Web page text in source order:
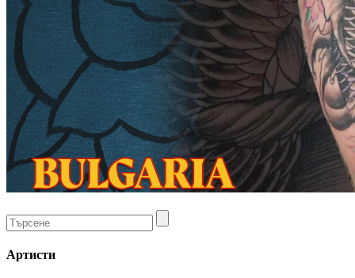
Артисти